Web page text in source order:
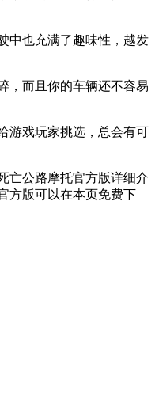
中也充满了趣味性，越发
，而且你的车辆还不容易
游戏玩家挑选，总会有可
亡公路摩托官方版详细介
方版可以在本页免费下